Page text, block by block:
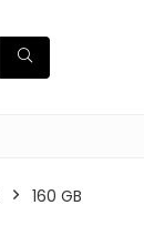
160 GB